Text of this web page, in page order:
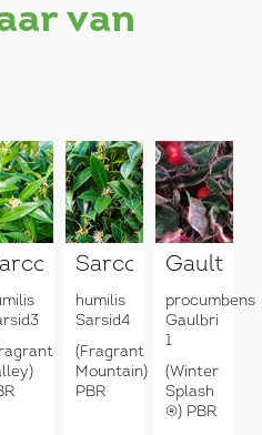
van
Sarcococca
humilis
Sarsid4
(Fragrant
Mountain)
PBR
procumbens
Gaulbri
1
(Winter
Splash
®) PBR